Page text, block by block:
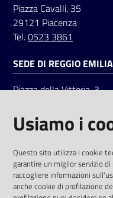
Piazza Cavalli, 35
29121 Piacenza
Tel.0523 3861
SEDE DI REGGIO EMILIA
Piazza della Vittoria, 3
Tel.0522 7961
LinkedinFacebook
Usiamo i
Questo sito utilizza i cookie
garantire un miglior servizio
raccogliere informazioni
anche cookie di profilazione